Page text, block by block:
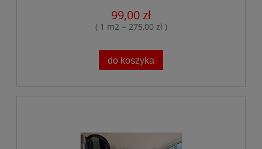
99,00 zł
( 1 m2 = 275,00 zł )
do koszyka